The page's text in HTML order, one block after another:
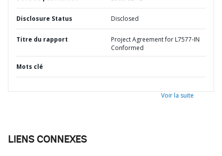
Disclosure Status Disclosed
Titre du rapport
Project Agreement for L7577-IN
Conformed
Mots clé
Voir la suite
LIENS CONNEXES